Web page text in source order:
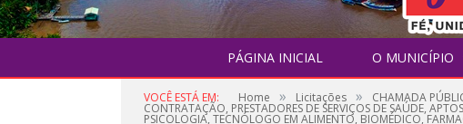
PÁGINA INICIAL O MUNICÍPIO
VOCÊ ESTÁ EM: Home » Licitações » CHAMADA
CONTRATAÇÃO, PRESTADORES DE SERVIÇOS DE SAÚDE,
PSICOLOGIA, TECNÓLOGO EM ALIMENTO, BIOMÉDICO,